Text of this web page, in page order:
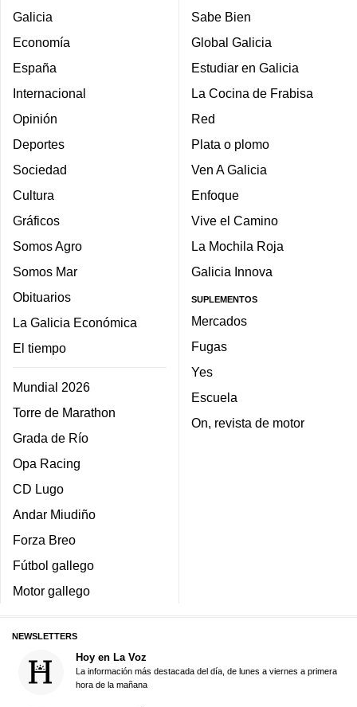
Galicia
Economía
España
Internacional
Opinión
Deportes
Sociedad
Cultura
Gráficos
Somos Agro
Somos Mar
Obituarios
La Galicia Económica
El tiempo
Mundial 2026
Torre de Marathon
Grada de Río
Opa Racing
CD Lugo
Andar Miudiño
Forza Breo
Fútbol gallego
Motor gallego
Sabe Bien
Global Galicia
Estudiar en Galicia
La Cocina de Frabisa
Red
Plata o plomo
Ven A Galicia
Enfoque
Vive el Camino
La Mochila Roja
Galicia Innova
SUPLEMENTOS
Mercados
Fugas
Yes
Escuela
On, revista de motor
NEWSLETTERS
Hoy en La Voz
La información más destacada del día, de lunes a viernes a primera
hora de la mañana